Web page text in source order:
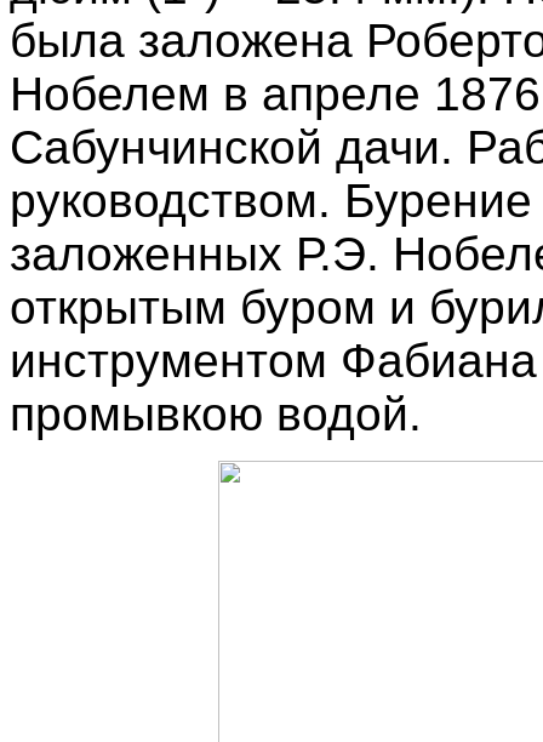
была заложена
Нобелем в апреле
Сабунчинской дачи.
руководством.
заложенных Р.Э.
открытым буром и
инструментом
промывкою водой.